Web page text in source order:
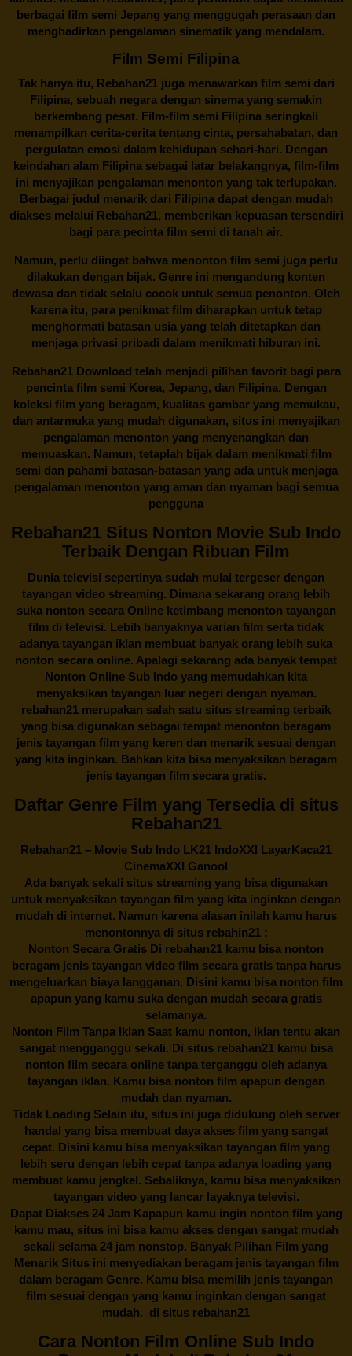
berbagai film semi Jepang yang menggugah perasaan dan
menghadirkan pengalaman sinematik yang mendalam.
Film Semi Filipina
Tak hanya itu, Rebahan21juga menawarkan film semi dari
Filipina, sebuah negara dengan sinema yang semakin
berkembang pesat. Film-film semi Filipina seringkali
menampilkan cerita-cerita tentang cinta, persahabatan, dan
pergulatan emosi dalam kehidupan sehari-hari. Dengan
keindahan alam Filipina sebagai latar belakangnya, film-film
ini menyajikan pengalaman menonton yang tak terlupakan.
Berbagai judul menarik dari Filipina dapat dengan mudah
diakses melalui Rebahan21, memberikan kepuasan tersendiri
bagi para pecinta film semi di tanah air.
Namun, perlu diingat bahwa menonton film semi juga perlu
dilakukan dengan bijak. Genre ini mengandung konten
dewasa dan tidak selalu cocok untuk semua penonton. Oleh
karena itu, para penikmat film diharapkan untuk tetap
menghormati batasan usia yang telah ditetapkan dan
menjaga privasi pribadi dalam menikmati hiburan ini.
Rebahan21Download telah menjadi pilihan favorit bagi para
pencinta film semi Korea, Jepang, dan Filipina. Dengan
koleksi film yang beragam, kualitas gambar yang memukau,
dan antarmuka yang mudah digunakan, situs ini menyajikan
pengalaman menonton yang menyenangkan dan
memuaskan. Namun, tetaplah bijak dalam menikmati film
semi dan pahami batasan-batasan yang ada untuk menjaga
pengalaman menonton yang aman dan nyaman bagi semua
pengguna
Rebahan21 Situs Nonton Movie Sub Indo
Terbaik Dengan Ribuan Film
Dunia televisi sepertinya sudah mulai tergeser dengan
tayangan video streaming. Dimana sekarang orang lebih
suka nonton secara Online ketimbang menonton tayangan
film di televisi. Lebih banyaknya varian film serta tidak
adanya tayangan iklan membuat banyak orang lebih suka
nonton secara online. Apalagi sekarang ada banyak tempat
Nonton Online Sub Indo yang memudahkan kita
menyaksikan tayangan luar negeri dengan nyaman.
rebahan21 merupakan salah satu situs streaming terbaik
yang bisa digunakan sebagai tempat menonton beragam
jenis tayangan film yang keren dan menarik sesuai dengan
yang kita inginkan. Bahkan kita bisa menyaksikan beragam
jenis tayangan film secara gratis.
Daftar Genre Film yang Tersedia di situs
Rebahan21
Rebahan21 – Movie Sub Indo LK21 IndoXXI LayarKaca21
CinemaXXI Ganool
Ada banyak sekali situs streaming yang bisa digunakan
untuk menyaksikan tayangan film yang kita inginkan dengan
mudah di internet. Namun karena alasan inilah kamu harus
menontonnya di situs rebahin21 :
Nonton Secara Gratis Di rebahan21 kamu bisa nonton
beragam jenis tayangan video film secara gratis tanpa harus
mengeluarkan biaya langganan. Disini kamu bisa nonton film
apapun yang kamu suka dengan mudah secara gratis
selamanya.
Nonton Film Tanpa Iklan Saat kamu nonton, iklan tentu akan
sangat mengganggu sekali. Di situs rebahan21 kamu bisa
nonton film secara online tanpa terganggu oleh adanya
tayangan iklan. Kamu bisa nonton film apapun dengan
mudah dan nyaman.
Tidak Loading Selain itu, situs ini juga didukung oleh server
handal yang bisa membuat daya akses film yang sangat
cepat. Disini kamu bisa menyaksikan tayangan film yang
lebih seru dengan lebih cepat tanpa adanya loading yang
membuat kamu jengkel. Sebaliknya, kamu bisa menyaksikan
tayangan video yang lancar layaknya televisi.
Dapat Diakses 24 Jam Kapapun kamu ingin nonton film yang
kamu mau, situs ini bisa kamu akses dengan sangat mudah
sekali selama 24 jam nonstop. Banyak Pilihan Film yang
Menarik Situs ini menyediakan beragam jenis tayangan film
dalam beragam Genre. Kamu bisa memilih jenis tayangan
film sesuai dengan yang kamu inginkan dengan sangat
mudah. di situs rebahan21
Cara Nonton Film Online Sub Indo